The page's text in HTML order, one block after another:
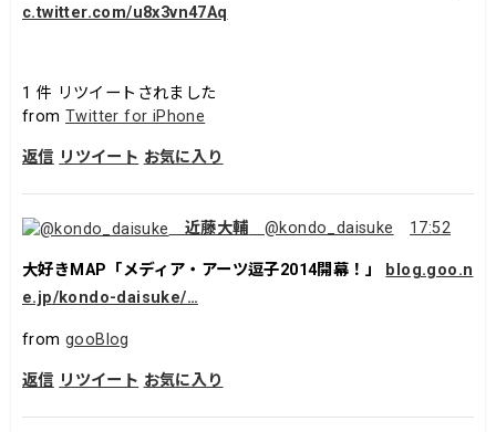
c.twitter.com/u8x3vn47Aq
1 件 リツイートされました
from Twitter for iPhone
返信 リツイート お気に入り
近藤大輔 @kondo_daisuke 17:52
大好きMAP「メディア・アーツ逗子2014開幕！」
blog.goo.n
e.jp/kondo-daisuke/…
from gooBlog
返信 リツイート お気に入り